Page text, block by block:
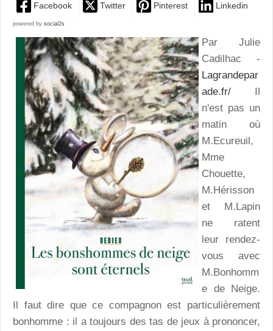
Facebook Twitter Pinterest Linkedin
powered by social2s
Par Julie
Cadilhac -
Lagrandepar
ade.fr/ Il
n'est pas un
matin où
M.Ecureuil,
Mme
Chouette,
M.Hérisson
et M.Lapin
ne ratent
leur rendez-
vous avec
M.Bonhomm
e de Neige.
Il faut dire que ce compagnon est particulièrement
bonhomme : il a toujours des tas de jeux à prononcer,